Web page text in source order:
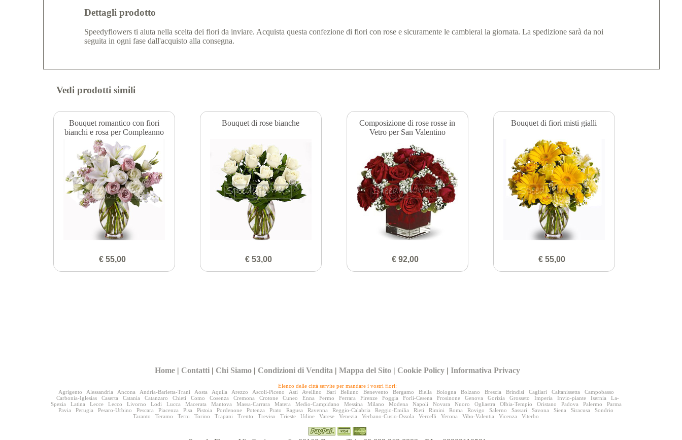
Dettagli prodotto
Speedyflowers ti aiuta nella scelta dei fiori da inviare. Acquista questa confezione di fiori con rose e sicuramente le cambierai la giornata. La spedizione sarà da noi
seguita in ogni fase dall'acquisto alla consegna.
Vedi prodotti simili
Bouquet romantico con fiori
bianchi e rosa per Compleanno
€ 55,00
Bouquet di rose bianche
€ 53,00
Composizione di rose rosse in
Vetro per San Valentino
€ 92,00
Bouquet di fiori misti gialli
€ 55,00
Home | Contatti | Chi Siamo | Condizioni di Vendita |Mappa del Sito | Cookie Policy |Informativa Privacy
Elenco delle città servite per mandare i vostri fiori:
Agrigento
Alessandria Ancona Andria-Barletta-Trani Aosta Aquila Arezzo Ascoli-Piceno Asti Avellino Bari Belluno Benevento Bergamo Biella Bologna Bolzano Brescia Brindisi Cagliari Caltanissetta
Campobasso
Carbonia-Iglesias
Caserta Catania Catanzaro Chieti Como Cosenza Cremona Crotone Cuneo Enna Fermo Ferrara Firenze Foggia Forlì-Cesena Frosinone Genova Gorizia Grosseto Imperia Invio-piante Isernia
La-
Spezia
Latina Lecce Lecco Livorno Lodi Lucca Macerata Mantova Massa-Carrara Matera Medio-Campidano Messina Milano Modena Napoli Novara Nuoro Ogliastra Olbia-Tempio Oristano Padova Palermo
Parma
Pavia
Perugia Pesaro-Urbino Pescara Piacenza Pisa Pistoia Pordenone Potenza Prato Ragusa Ravenna Reggio-Calabria Reggio-Emilia Rieti Rimini Roma Rovigo Salerno Sassari Savona Siena Siracusa
Sondrio
Taranto
Teramo Terni Torino Trapani Trento Treviso Trieste Udine Varese Venezia Verbano-Cusio-Ossola Vercelli Verona Vibo-Valentia Vicenza Viterbo